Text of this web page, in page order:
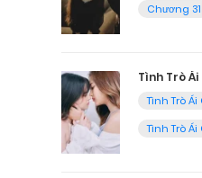
Chương 31
Tình Trò Ái
Tình Trò Ái
Tình Trò Ái